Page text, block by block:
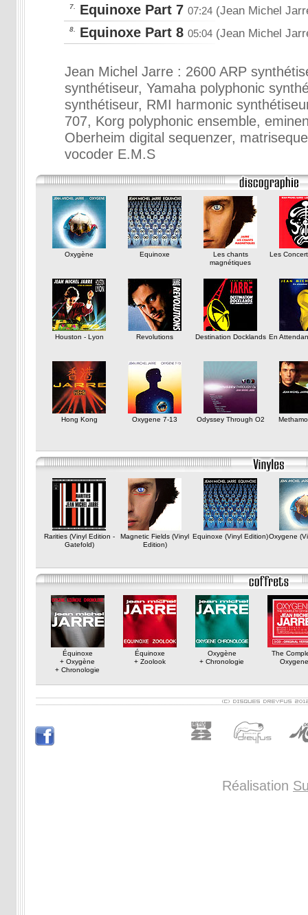
7. Equinoxe Part 7 07:24 (Jean Michel
8. Equinoxe Part 8 05:04 (Jean Michel
Jean Michel Jarre : 2600 ARP
synthétiseur, Yamaha polyphonic
synthétiseur, RMI harmonic
707, Korg polyphonic ensemble,
Oberheim digital sequenzer,
vocoder E.M.S
Oxygène Equinoxe
Les chants
magnétiques
Les
Houston - Lyon Revolutions Destination Docklands En
Hong Kong Oxygene 7-13 Odyssey Through O2
Rarities (Vinyl Edition -
Gatefold)
Magnetic Fields (Vinyl
Edition)
Equinoxe (Vinyl Edition)Oxygene
Équinoxe
+ Oxygène
+ Chronologie
Équinoxe
+ Zoolook
Oxygène
+ Chronologie
The
Oxygene
Réalisation